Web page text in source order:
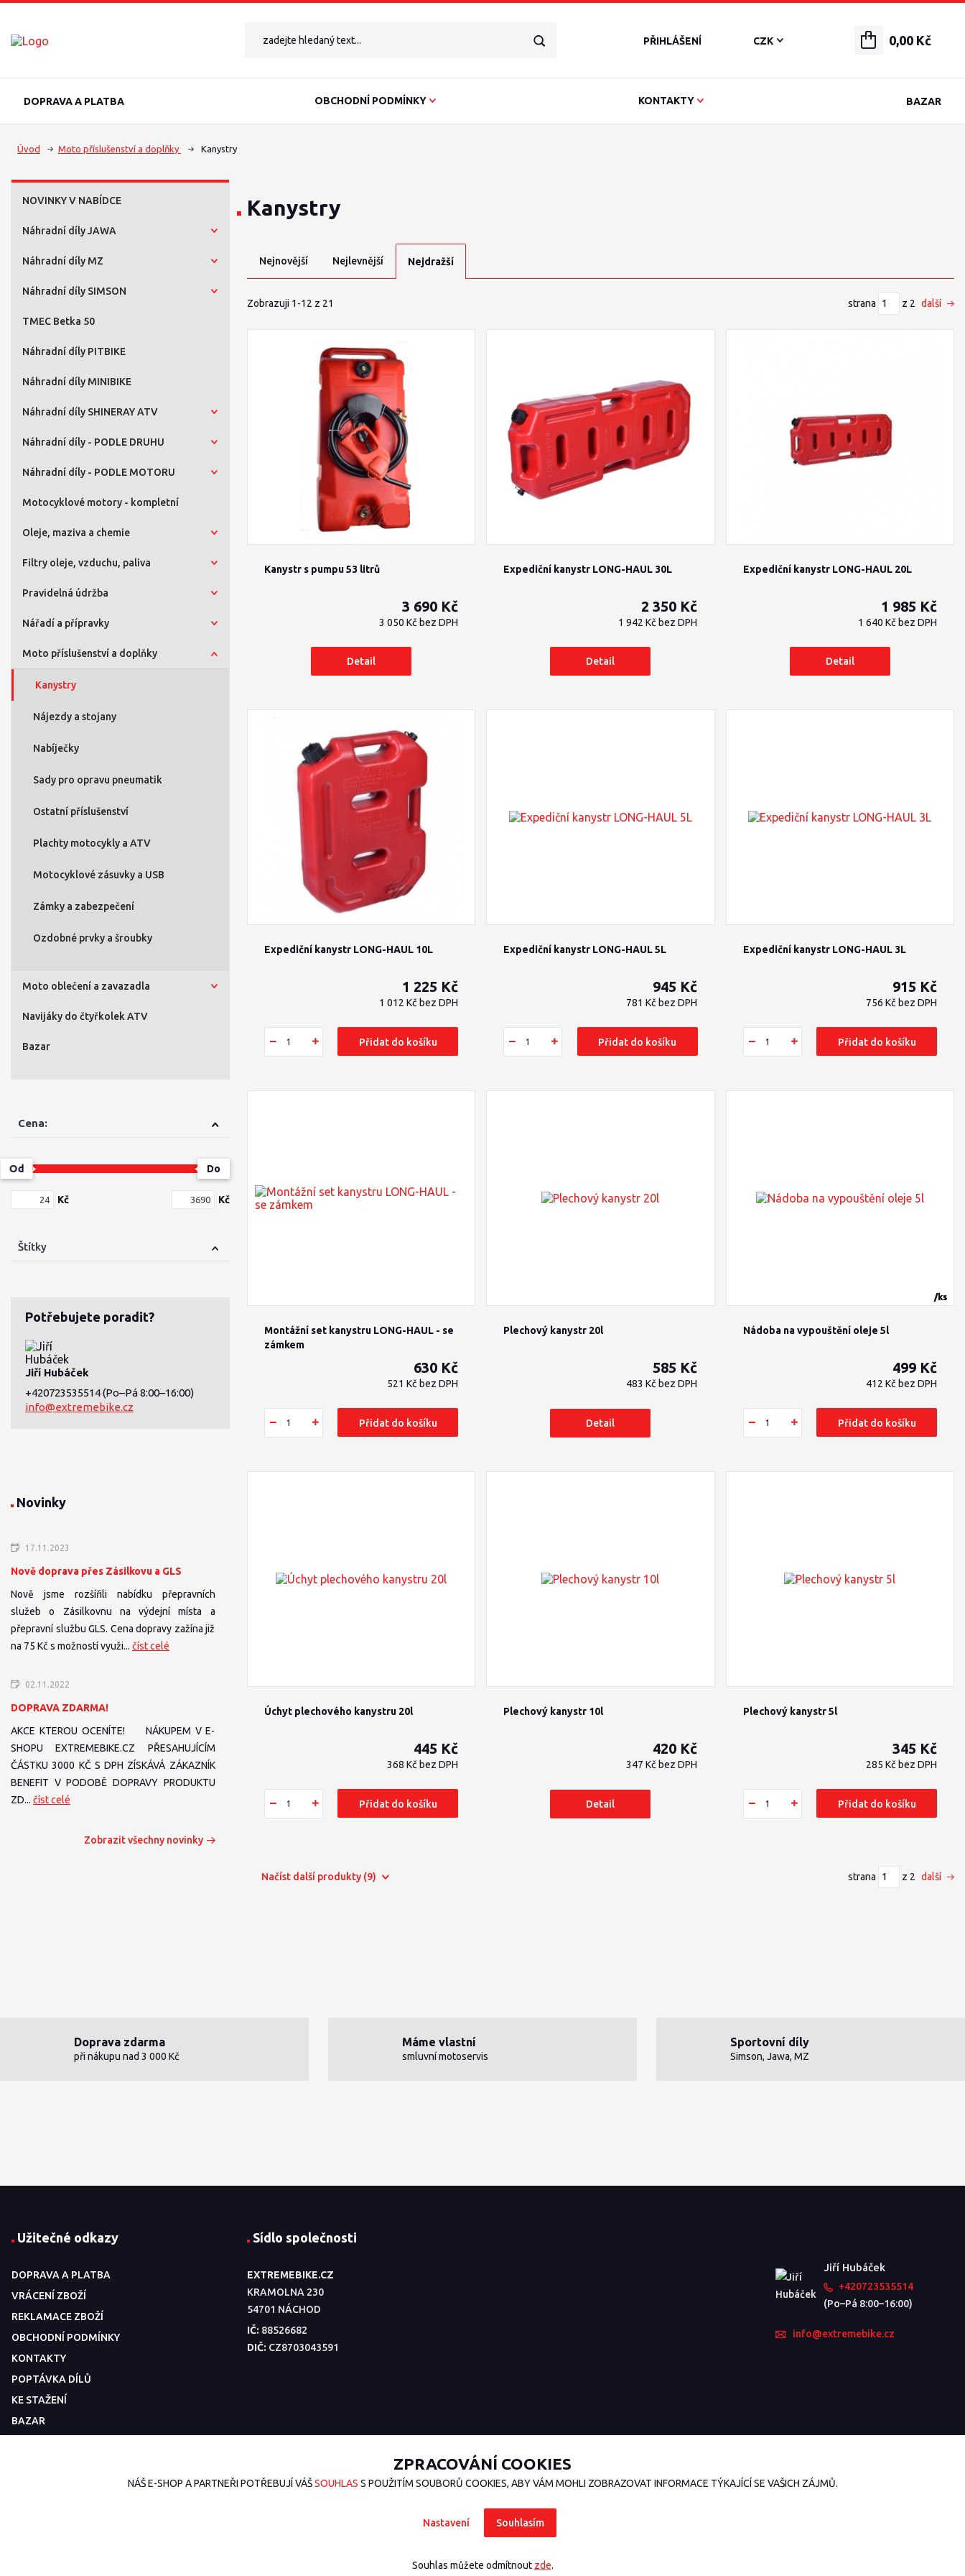
DOPRAVA A PLATBA OBCHODNÍ PODMÍNKY KONTAKTY BAZAR
CZK
PŘIHLÁŠENÍ 0,00 Kč
Úvod Moto příslušenství a doplňky Kanystry
NOVINKY V NABÍDCE
Náhradní díly JAWA
Náhradní díly MZ
Náhradní díly SIMSON
TMEC Betka 50
Náhradní díly PITBIKE
Náhradní díly MINIBIKE
Náhradní díly SHINERAY ATV
Náhradní díly - PODLE DRUHU
Náhradní díly - PODLE MOTORU
Motocyklové motory - kompletní
Oleje, maziva a chemie
Filtry oleje, vzduchu, paliva
Pravidelná údržba
Nářadí a přípravky
Moto příslušenství a doplňky
Kanystry
Nájezdy a stojany
Nabíječky
Sady pro opravu pneumatik
Ostatní příslušenství
Plachty motocykly a ATV
Motocyklové zásuvky a USB
Zámky a zabezpečení
Ozdobné prvky a šroubky
Moto oblečení a zavazadla
Navijáky do čtyřkolek ATV
Bazar
Cena:
Kč
Od Do
Kč
Štítky
Potřebujete poradit?
Jiří Hubáček
+420723535514(Po–Pá 8:00–16:00)
info@extremebike.cz
Novinky
17.11.2023
Nově doprava přes Zásilkovu a GLS
Nově jsme rozšířili nabídku přepravních
služeb o Zásilkovnu na výdejní místa a
přepravní službu GLS. Cena dopravy zažína již
na 75 Kč s možností využi... číst celé
02.11.2022
DOPRAVA ZDARMA!
AKCE KTEROU OCENÍTE! NÁKUPEM V E-
SHOPU EXTREMEBIKE.CZ PŘESAHUJÍCÍM
ČÁSTKU 3000 KČ S DPH ZÍSKÁVÁ ZÁKAZNÍK
BENEFIT V PODOBĚ DOPRAVY PRODUKTU
ZD... číst celé
Zobrazit všechny novinky
Kanystry
Nejnovější Nejlevnější Nejdražší
Zobrazuji 1-12 z 21 strana z 2 další
Kanystr s pumpu 53 litrů
3 690 Kč
/ks
3 050 Kč bez DPH
Detail
Expediční kanystr LONG-HAUL 30L
2 350 Kč
/ks
1 942 Kč bez DPH
Detail
Expediční kanystr LONG-HAUL 20L
1 985 Kč
/ks
1 640 Kč bez DPH
Detail
Expediční kanystr LONG-HAUL 10L
1 225 Kč
/ks
1 012 Kč bez DPH
Přidat do košíku
Expediční kanystr LONG-HAUL 5L
945 Kč
/ks
781 Kč bez DPH
Přidat do košíku
Expediční kanystr LONG-HAUL 3L
915 Kč
/ks
756 Kč bez DPH
Přidat do košíku
Montážní set kanystru LONG-HAUL - se
zámkem
630 Kč
/ks
521 Kč bez DPH
Přidat do košíku
Plechový kanystr 20l
585 Kč
/ks
483 Kč bez DPH
Detail
Nádoba na vypouštění oleje 5l
499 Kč
/ks
412 Kč bez DPH
Přidat do košíku
Úchyt plechového kanystru 20l
445 Kč
/ks
368 Kč bez DPH
Přidat do košíku
Plechový kanystr 10l
420 Kč
/ks
347 Kč bez DPH
Detail
Plechový kanystr 5l
345 Kč
/ks
285 Kč bez DPH
Přidat do košíku
Načíst další produkty (9) strana z 2 další
Doprava zdarma
při nákupu nad 3 000 Kč
Máme vlastní
smluvní motoservis
Sportovní díly
Simson, Jawa, MZ
Užitečné odkazy
DOPRAVA A PLATBA
VRÁCENÍ ZBOŽÍ
REKLAMACE ZBOŽÍ
OBCHODNÍ PODMÍNKY
KONTAKTY
POPTÁVKA DÍLŮ
KE STAŽENÍ
BAZAR
Sídlo společnosti
EXTREMEBIKE.CZ
KRAMOLNA 230
54701 NÁCHOD
IČ: 88526682
DIČ: CZ8703043591
Jiří Hubáček
+420723535514
(Po–Pá 8:00–16:00)
info@extremebike.cz
OndřejDvořák.com.
ZPRACOVÁNÍ COOKIES
NÁŠ E-SHOP A PARTNEŘI POTŘEBUJÍ VÁŠSOUHLAS S POUŽITÍM SOUBORŮ COOKIES, ABY VÁM MOHLI ZOBRAZOVAT INFORMACE TÝKAJÍCÍ SE VAŠICH ZÁJMŮ.
Nastavení Souhlasím
Souhlas můžete odmítnout zde.